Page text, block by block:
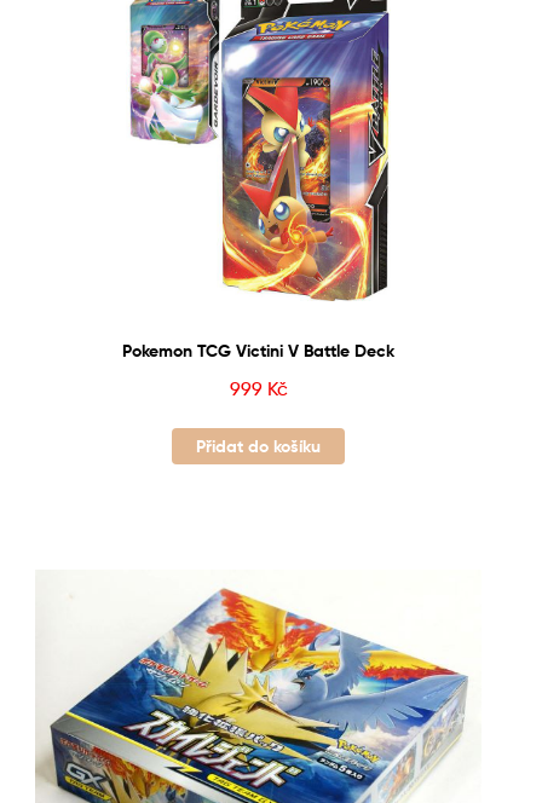
Pokemon TCG Victini V Battle Deck
999 Kč
Přidat do košíku